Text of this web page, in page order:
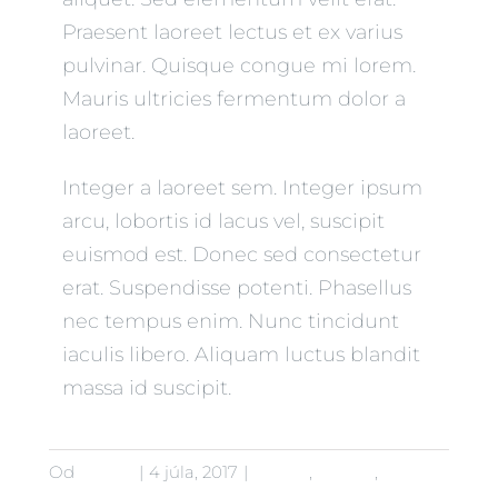
Praesent laoreet lectus et ex varius
pulvinar. Quisque congue mi lorem.
Mauris ultricies fermentum dolor a
laoreet.
Integer a laoreet sem. Integer ipsum
arcu, lobortis id lacus vel, suscipit
euismod est. Donec sed consectetur
erat. Suspendisse potenti. Phasellus
nec tempus enim. Nunc tincidunt
iaculis libero. Aliquam luctus blandit
massa id suscipit.
Od | 4 júla, 2017 | ,
,